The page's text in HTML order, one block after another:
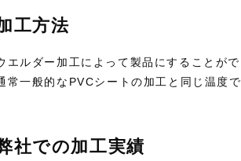
工方法
エルダー加工によって製品にすることが
常一般的なPVCシートの加工と同じ温度で
社での加工実績